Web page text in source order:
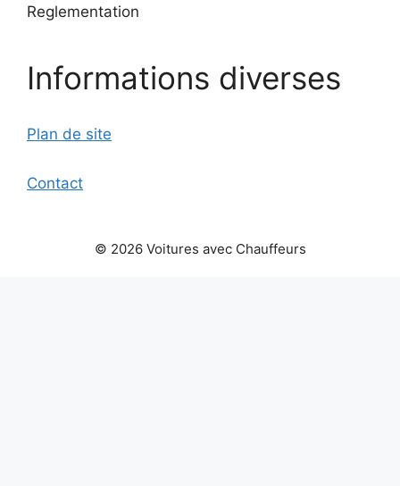
Reglementation
Informations diverses
Plan de site
Contact
© 2026 Voitures avec Chauffeurs